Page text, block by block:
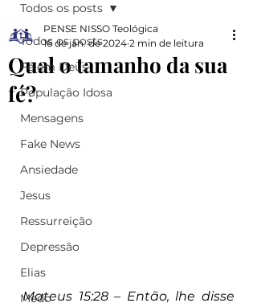
Todos os posts
Fé em Deus
População Idosa
Mensagens
Fake News
Ansiedade
Jesus
Ressurreição
Depressão
Elias
Medo
Todos os posts
Qual o tamanho da sua
fé?
PENSE NISSO Teológica
16 de jan. de 2024 2 min de leitura
Mateus 15:28 – Então, lhe disse